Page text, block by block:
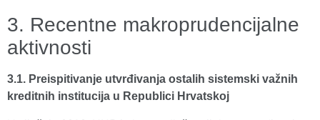
3. Recentne makroprudencijalne
aktivnosti
3.1. Preispitivanje utvrđivanja ostalih sistemski važnih
kreditnih institucija u Republici Hrvatskoj